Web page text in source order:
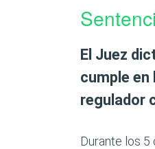
El Juez
cumple en
regulador
Durante los 5